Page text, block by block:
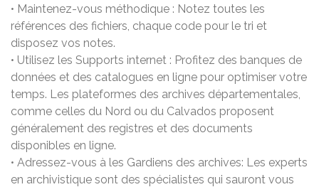
• Maintenez-vous méthodique : Notez toutes les
références des fichiers, chaque code pour le tri et
disposez vos notes.
• Utilisez les Supports internet : Profitez des banques de
données et des catalogues en ligne pour optimiser votre
temps. Les plateformes des archives départementales,
comme celles du Nord ou du Calvados proposent
généralement des registres et des documents
disponibles en ligne.
• Adressez-vous à les Gardiens des archives: Les experts
en archivistique sont des spécialistes qui sauront vous